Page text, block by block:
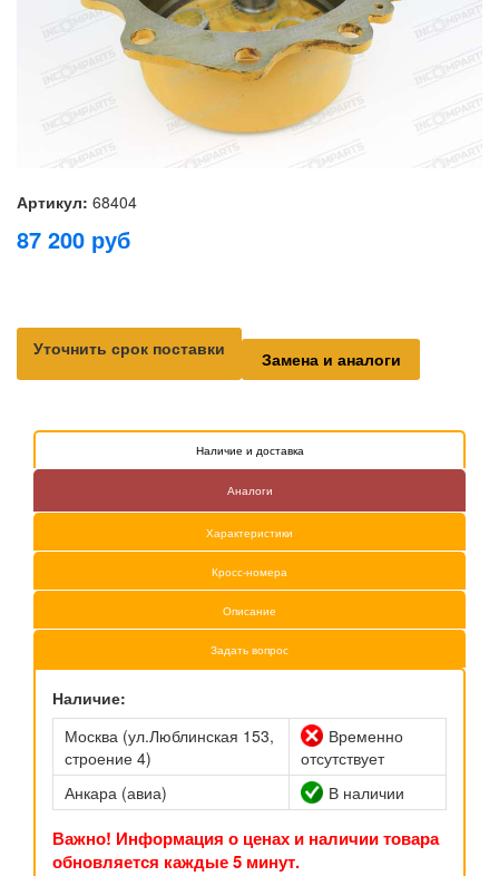
Артикул: 68404
87 200 руб
Уточнить срок поставки Замена и аналоги
Наличие и доставка
Аналоги
Характеристики
Кросс-номера
Описание
Задать вопрос
Наличие:
Москва (ул.Люблинская 153,
строение 4)
Временно
отсутствует
Анкара (авиа)
В наличии
Важно! Информация о ценах и наличии товара
обновляется каждые 5 минут.